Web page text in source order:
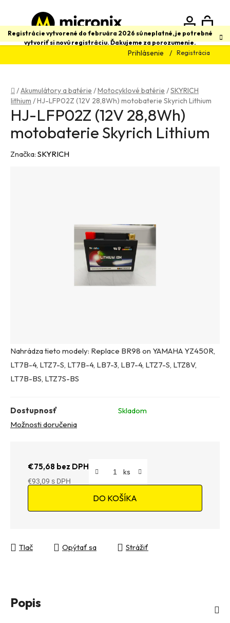
obsah
Registrácie vytvorené do februára 2026 sú neplatné, je potrebné
vytvoriť si novú registráciu. Ďakujeme za porozumenie.
Prihlásenie Registrácia
Hľadať
Domov
/Akumulátory a batérie /Motocyklové batérie /SKYRICH
lithium /HJ-LFP02Z (12V 28,8Wh) motobaterie Skyrich Lithium
Nahrádza tieto modely: Replace BR98 on YAMAHA YZ450R,
LT7B-4, LTZ7-S, LT7B-4, LB7-3, LB7-4, LTZ7-S, LTZ8V,
LT7B-BS, LTZ7S-BS
Dostupnosť
Skladom
Možnosti doručenia
€75,68 bez DPH
€93,09
DO KOŠÍKA
Tlač Opýtať sa Strážiť
HJ-LFP02Z (12V 28,8Wh)
motobaterie Skyrich Lithium
Značka: SKYRICH
Popis